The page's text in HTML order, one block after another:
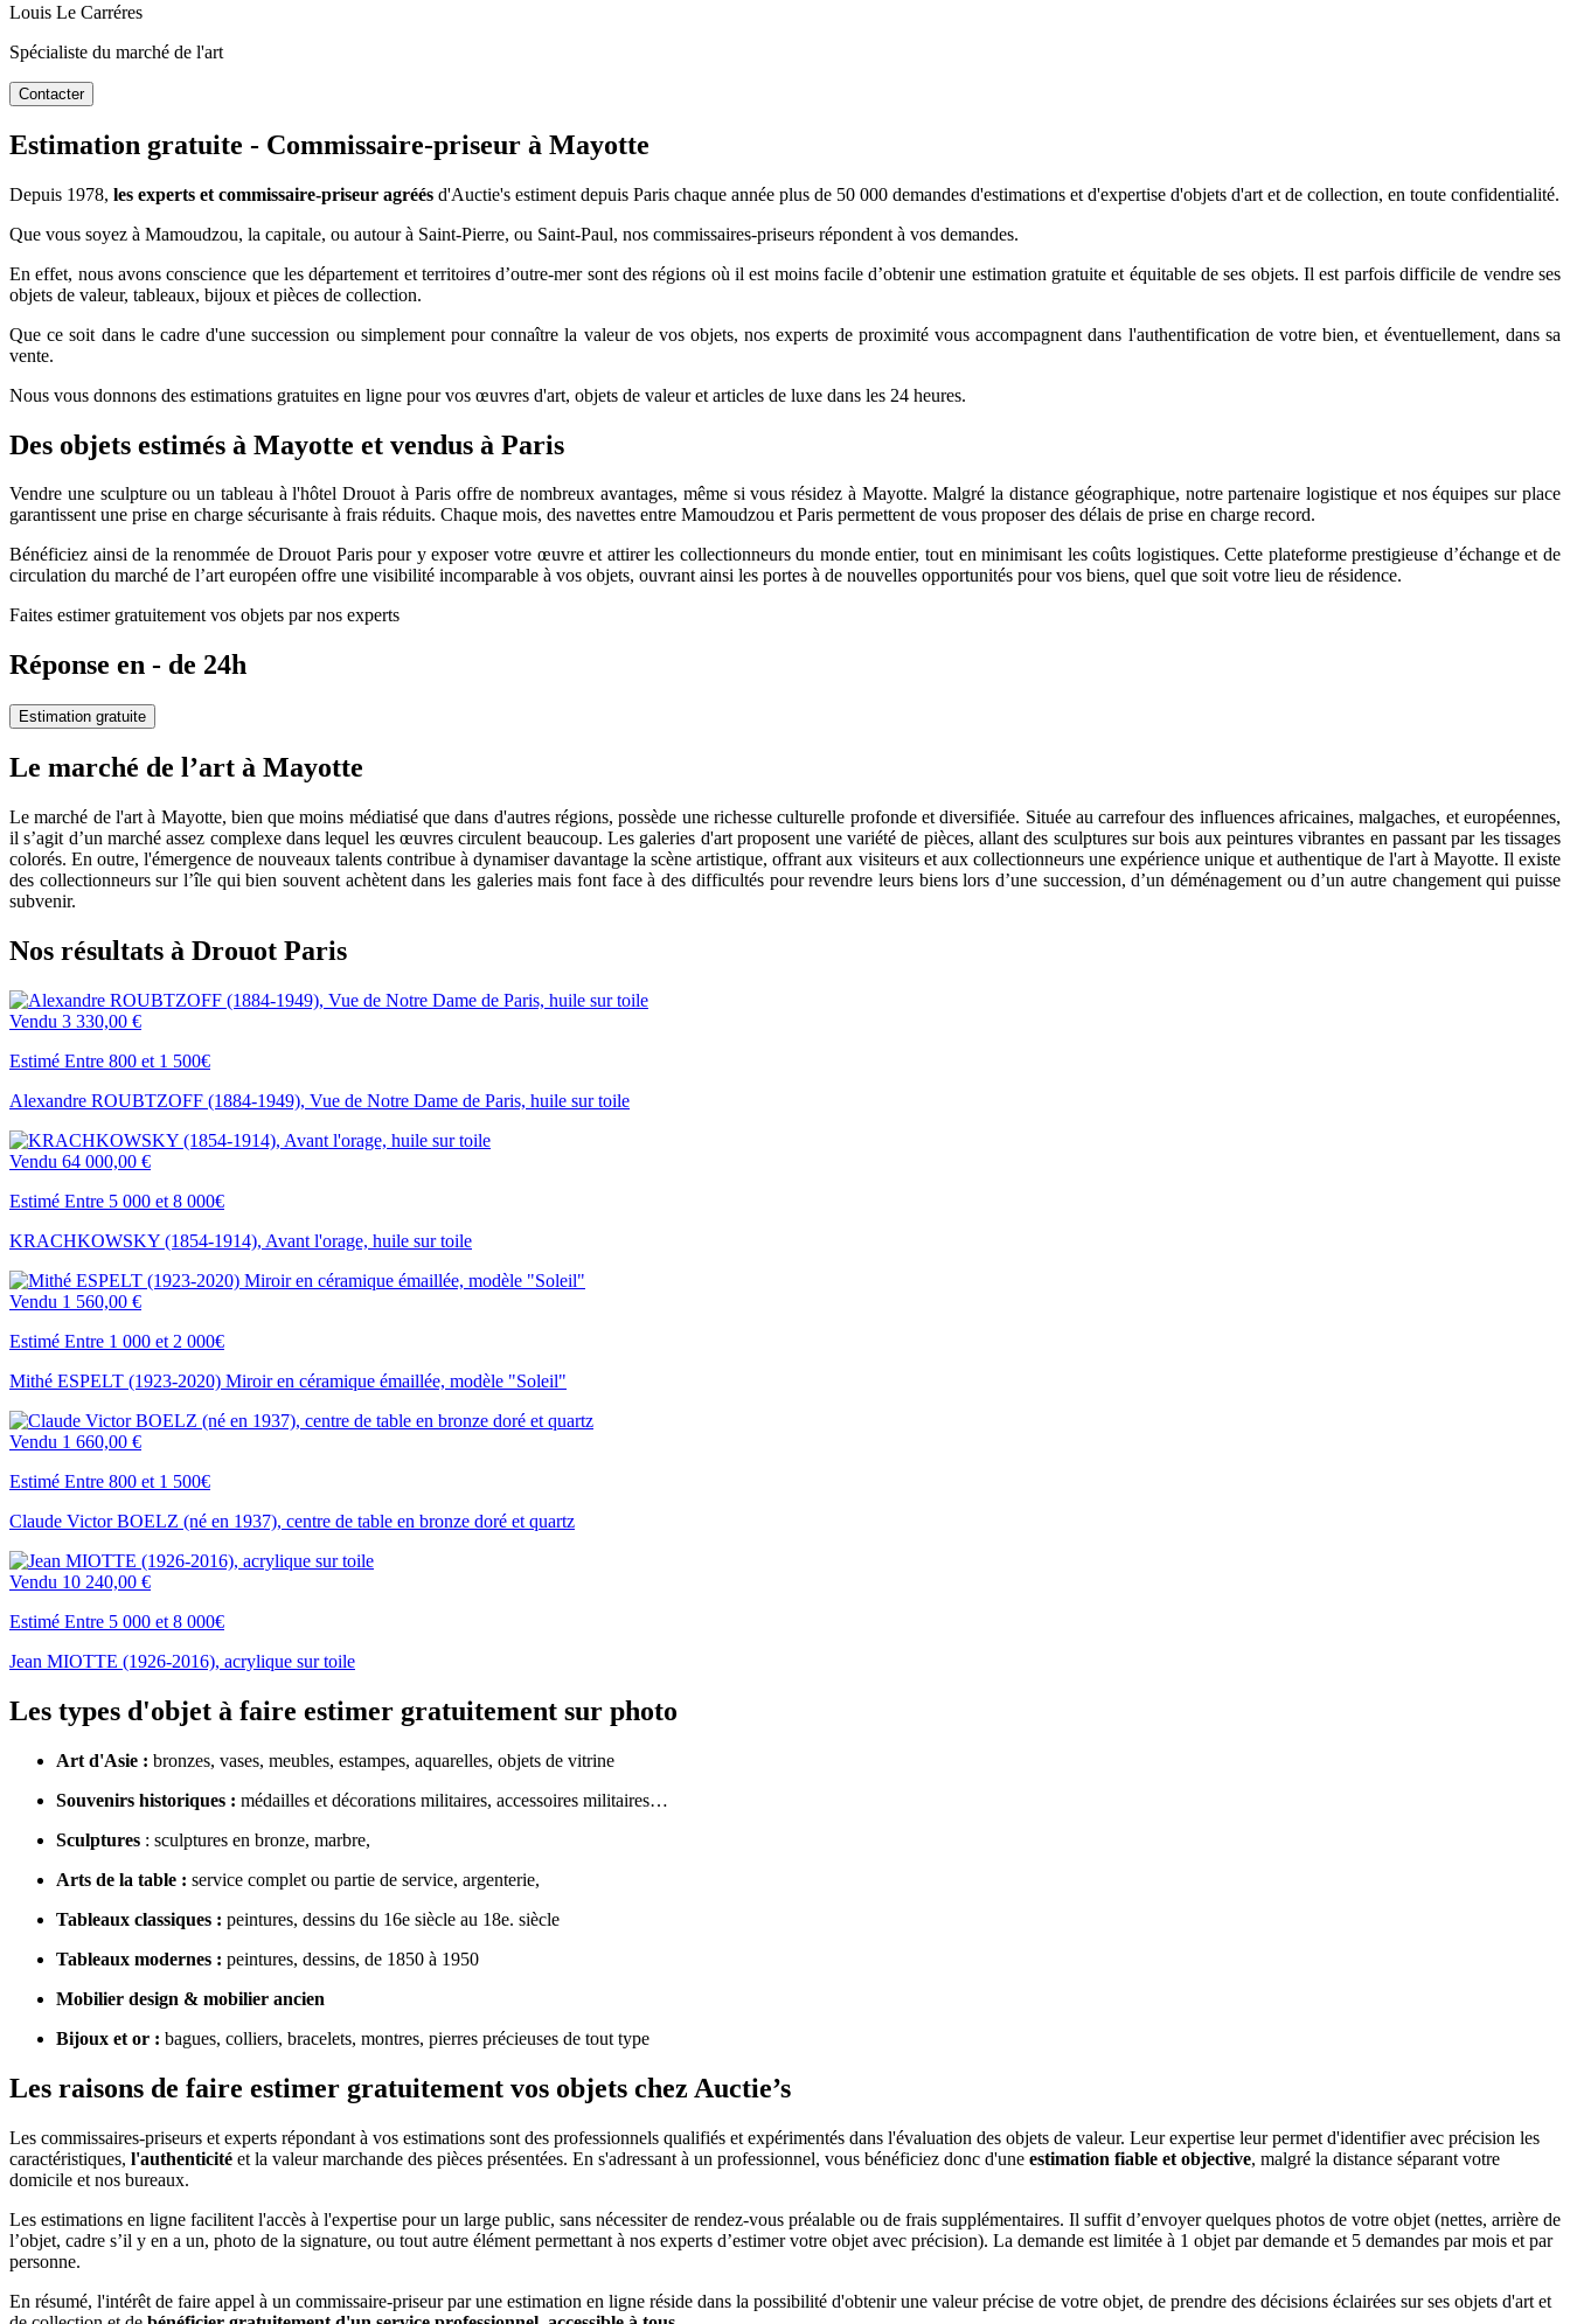
Louis Le Carréres
Spécialiste du marché de l'art
Contacter
Estimation gratuite - Commissaire-priseur à Mayotte
Depuis 1978, les experts et commissaire-priseur agréés d'Auctie's estiment depuis Paris chaque année plus de 50 000 demandes d'estimations et d'expertise d'objets d'art et de collection, en toute confidentialité.
Que vous soyez à Mamoudzou, la capitale, ou autour à Saint-Pierre, ou Saint-Paul, nos commissaires-priseurs répondent à vos demandes.
En effet, nous avons conscience que les département et territoires d’outre-mer sont des régions où il est moins facile d’obtenir une estimation gratuite et équitable de ses objets. Il est parfois difficile de vendre ses
objets de valeur, tableaux, bijoux et pièces de collection.
Que ce soit dans le cadre d'une succession ou simplement pour connaître la valeur de vos objets, nos experts de proximité vous accompagnent dans l'authentification de votre bien, et éventuellement, dans sa
vente.
Nous vous donnons des estimations gratuites en ligne pour vos œuvres d'art, objets de valeur et articles de luxe dans les 24 heures.
Des objets estimés à Mayotte et vendus à Paris
Vendre une sculpture ou un tableau à l'hôtel Drouot à Paris offre de nombreux avantages, même si vous résidez à Mayotte. Malgré la distance géographique, notre partenaire logistique et nos équipes sur place
garantissent une prise en charge sécurisante à frais réduits. Chaque mois, des navettes entre Mamoudzou et Paris permettent de vous proposer des délais de prise en charge record.
Bénéficiez ainsi de la renommée de Drouot Paris pour y exposer votre œuvre et attirer les collectionneurs du monde entier, tout en minimisant les coûts logistiques. Cette plateforme prestigieuse d’échange et de
circulation du marché de l’art européen offre une visibilité incomparable à vos objets, ouvrant ainsi les portes à de nouvelles opportunités pour vos biens, quel que soit votre lieu de résidence.
Faites estimer gratuitement vos objets par nos experts
Réponse en - de 24h
Estimation gratuite
Le marché de l’art à Mayotte
Le marché de l'art à Mayotte, bien que moins médiatisé que dans d'autres régions, possède une richesse culturelle profonde et diversifiée. Située au carrefour des influences africaines, malgaches, et européennes,
il s’agit d’un marché assez complexe dans lequel les œuvres circulent beaucoup. Les galeries d'art proposent une variété de pièces, allant des sculptures sur bois aux peintures vibrantes en passant par les tissages
colorés. En outre, l'émergence de nouveaux talents contribue à dynamiser davantage la scène artistique, offrant aux visiteurs et aux collectionneurs une expérience unique et authentique de l'art à Mayotte. Il existe
des collectionneurs sur l’île qui bien souvent achètent dans les galeries mais font face à des difficultés pour revendre leurs biens lors d’une succession, d’un déménagement ou d’un autre changement qui puisse
subvenir.
Nos résultats à Drouot Paris
Vendu 3 330,00 €
Estimé Entre 800 et 1 500€
Alexandre ROUBTZOFF (1884-1949), Vue de Notre Dame de Paris, huile sur toile
Vendu 64 000,00 €
Estimé Entre 5 000 et 8 000€
KRACHKOWSKY (1854-1914), Avant l'orage, huile sur toile
Vendu 1 560,00 €
Estimé Entre 1 000 et 2 000€
Mithé ESPELT (1923-2020) Miroir en céramique émaillée, modèle "Soleil"
Vendu 1 660,00 €
Estimé Entre 800 et 1 500€
Claude Victor BOELZ (né en 1937), centre de table en bronze doré et quartz
Vendu 10 240,00 €
Estimé Entre 5 000 et 8 000€
Jean MIOTTE (1926-2016), acrylique sur toile
Les types d'objet à faire estimer gratuitement sur photo
Art d'Asie : bronzes, vases, meubles, estampes, aquarelles, objets de vitrine
Souvenirs historiques : médailles et décorations militaires, accessoires militaires…
Sculptures : sculptures en bronze, marbre,
Arts de la table : service complet ou partie de service, argenterie,
Tableaux classiques : peintures, dessins du 16e siècle au 18e. siècle
Tableaux modernes : peintures, dessins, de 1850 à 1950
Mobilier design & mobilier ancien
Bijoux et or : bagues, colliers, bracelets, montres, pierres précieuses de tout type
Les raisons de faire estimer gratuitement vos objets chez Auctie’s
Les commissaires-priseurs et experts répondant à vos estimations sont des professionnels qualifiés et expérimentés dans l'évaluation des objets de valeur. Leur expertise leur permet d'identifier avec précision les
caractéristiques, l'authenticité et la valeur marchande des pièces présentées. En s'adressant à un professionnel, vous bénéficiez donc d'une estimation fiable et objective, malgré la distance séparant votre
domicile et nos bureaux.
Les estimations en ligne facilitent l'accès à l'expertise pour un large public, sans nécessiter de rendez-vous préalable ou de frais supplémentaires. Il suffit d’envoyer quelques photos de votre objet (nettes, arrière de
l’objet, cadre s’il y en a un, photo de la signature, ou tout autre élément permettant à nos experts d’estimer votre objet avec précision). La demande est limitée à 1 objet par demande et 5 demandes par mois et par
personne.
En résumé, l'intérêt de faire appel à un commissaire-priseur par une estimation en ligne réside dans la possibilité d'obtenir une valeur précise de votre objet, de prendre des décisions éclairées sur ses objets d'art et